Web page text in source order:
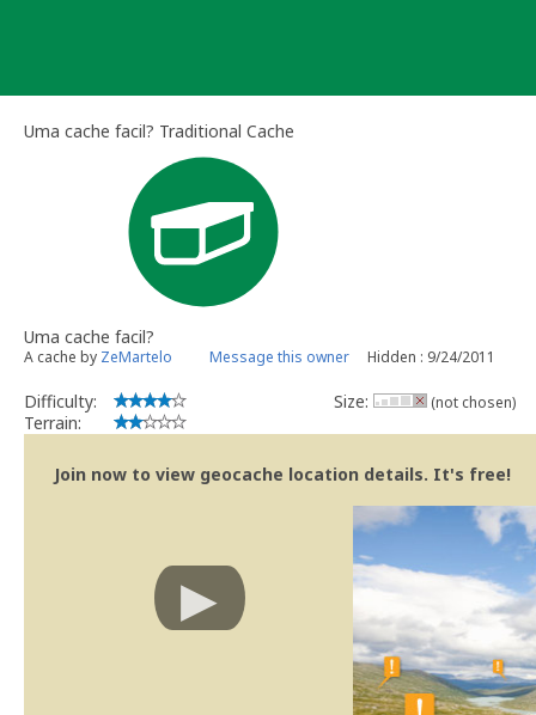
Uma cache facil? Traditional Cache
Uma cache facil?
A cache by ZeMartelo Message this owner Hidden : 9/24/2011
Difficulty:
Terrain:
Size: (not chosen)
Join now to view geocache location details. It's free!